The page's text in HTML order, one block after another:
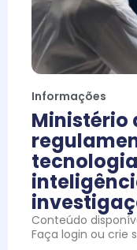
Informações
Ministério
Conteúdo
Faça login ou crie